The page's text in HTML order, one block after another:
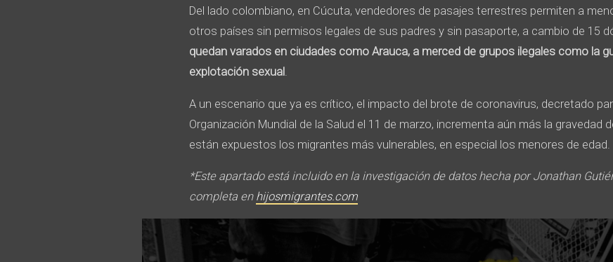
Del lado colombiano, en Cúcuta, vendedores de pasajes terrestres permiten a
otros países sin permisos legales de sus padres y sin pasaporte, a cambio de 15
quedan varados en ciudades como Arauca, a merced de grupos ilegales como la
explotación sexual.
A un escenario que ya es crítico, el impacto del brote de coronavirus, decretado
Organización Mundial de la Salud el 11 de marzo, incrementa aún más la gravedad
están expuestos los migrantes más vulnerables, en especial los menores de edad.
*Este apartado está incluido en la investigación de datos hecha por Jonathan
completa en hijosmigrantes.com